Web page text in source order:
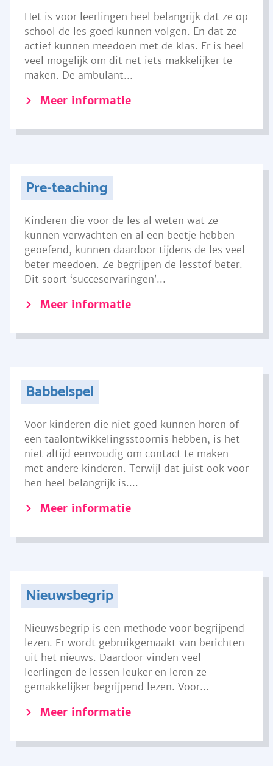
Het is voor leerlingen heel belangrijk dat ze op
school de les goed kunnen volgen. En dat ze
actief kunnen meedoen met de klas. Er is heel
veel mogelijk om dit net iets makkelijker te
maken. De ambulant...
Meer informatie
Pre-teaching
Kinderen die voor de les al weten wat ze
kunnen verwachten en al een beetje hebben
geoefend, kunnen daardoor tijdens de les veel
beter meedoen. Ze begrijpen de lesstof beter.
Dit soort ‘succeservaringen’...
Meer informatie
Babbelspel
Voor kinderen die niet goed kunnen horen of
een taalontwikkelingsstoornis hebben, is het
niet altijd eenvoudig om contact te maken
met andere kinderen. Terwijl dat juist ook voor
hen heel belangrijk is....
Meer informatie
Nieuwsbegrip
Nieuwsbegrip is een methode voor begrijpend
lezen. Er wordt gebruikgemaakt van berichten
uit het nieuws. Daardoor vinden veel
leerlingen de lessen leuker en leren ze
gemakkelijker begrijpend lezen. Voor...
Meer informatie